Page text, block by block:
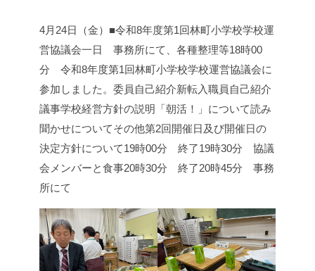
4月24日（金）■令和8年度第1回林町小学校学校運
営協議会一日 事務所にて、各種整理等18時00
分 令和8年度第1回林町小学校学校運営協議会に
参加しました。 委員自己紹介新転入職員自己紹介
議事学校経営方針の説明 「朝活！」について読み
聞かせについてその他第2回開催日及び開催日の
決定方針について19時00分 終了19時30分 協議
会メンバーと食事20時30分 終了20時45分 事務
所にて